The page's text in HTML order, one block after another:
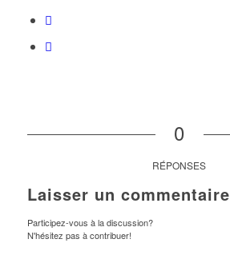
0
RÉPONSES
Laisser un commentaire
Participez-vous à la discussion?
N'hésitez pas à contribuer!